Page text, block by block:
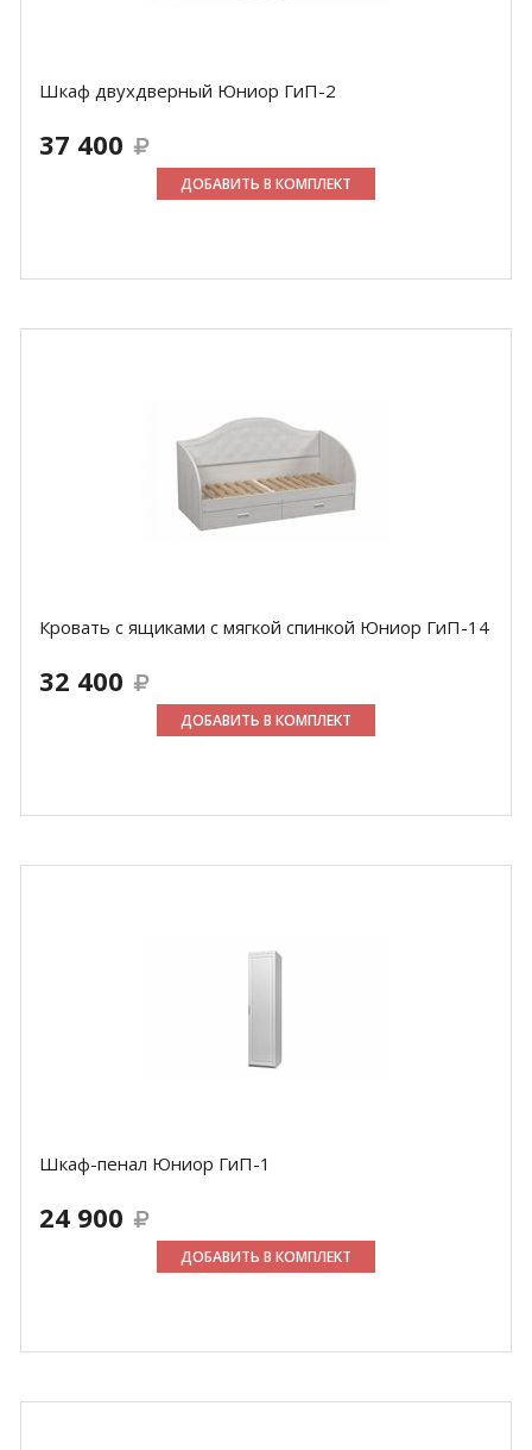
Шкаф двухдверный Юниор ГиП-2
37 400
ДОБАВИТЬ В КОМПЛЕКТ
Кровать с ящиками с мягкой спинкой Юниор ГиП-14
32 400
ДОБАВИТЬ В КОМПЛЕКТ
Шкаф-пенал Юниор ГиП-1
24 900
ДОБАВИТЬ В КОМПЛЕКТ